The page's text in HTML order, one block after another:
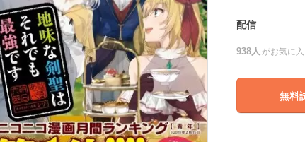
配信
938人 がお気に
無料